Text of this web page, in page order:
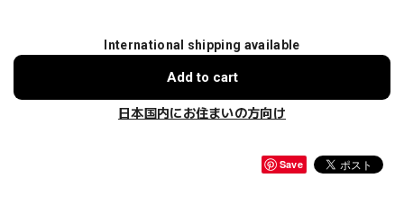
International shipping available
Add to cart
日本国内にお住まいの方向け
Save